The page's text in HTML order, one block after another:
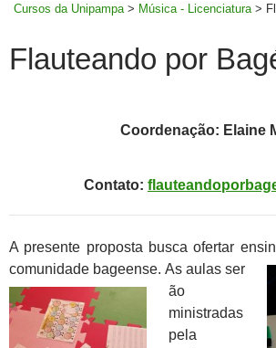
Cursos da Unipampa > Música - Licenciatura >
Flauteando por
Coordenação: Elaine
Contato:
A presente proposta busca ofertar
comunidade bageense. As aulas ser
ão
ministradas
pela